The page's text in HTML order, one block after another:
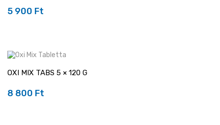
Ár
5 900 Ft
OXI MIX TABS 5 × 120 G
Ár
8 800 Ft